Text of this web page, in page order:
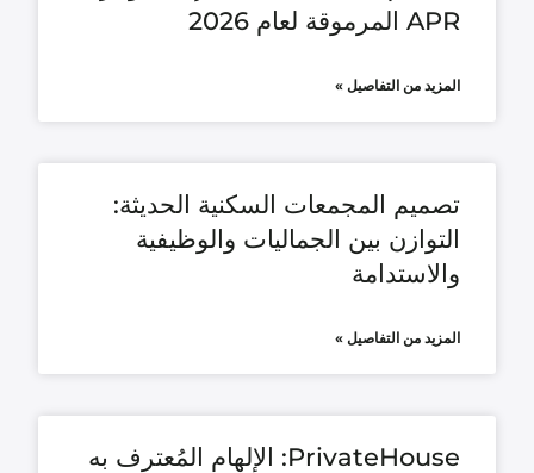
APR المرموقة لعام 2026
المزيد من التفاصيل »
تصميم المجمعات السكنية الحديثة:
التوازن بين الجماليات والوظيفية
والاستدامة
المزيد من التفاصيل »
PrivateHouse: الإلهام المُعترف به